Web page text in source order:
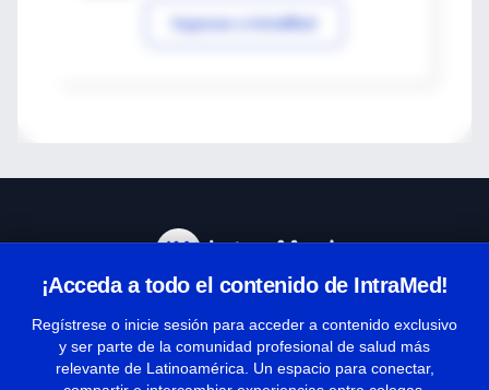
Ingresar a IntraMed
¡Acceda a todo el contenido de IntraMed!
Regístrese o inicie sesión para acceder a contenido exclusivo
y ser parte de la comunidad profesional de salud más
relevante de Latinoamérica. Un espacio para conectar,
Términos y condiciones